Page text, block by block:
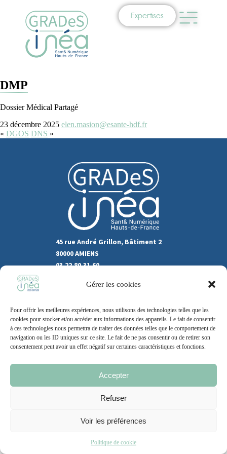
Gérer les cookies
Pour offrir les meilleures expériences, nous utilisons des technologies telles que les
cookies pour stocker et/ou accéder aux informations des appareils. Le fait de consentir
à ces technologies nous permettra de traiter des données telles que le comportement de
navigation ou les ID uniques sur ce site. Le fait de ne pas consentir ou de retirer son
consentement peut avoir un effet négatif sur certaines caractéristiques et fonctions.
Accepter
Refuser
Voir les préférences
Politique de cookie
Expertises
DMP
Dossier Médical Partagé
23 décembre 2025 elen.masion@esante-hdf.fr
« DGOS DNS »
45 rue André Grillon, Bâtiment 2
80000 AMIENS
03.22.80.31.60
Marchés publics
Recrutement
Support
Contact
Mentions légales Politique de cookie CGU